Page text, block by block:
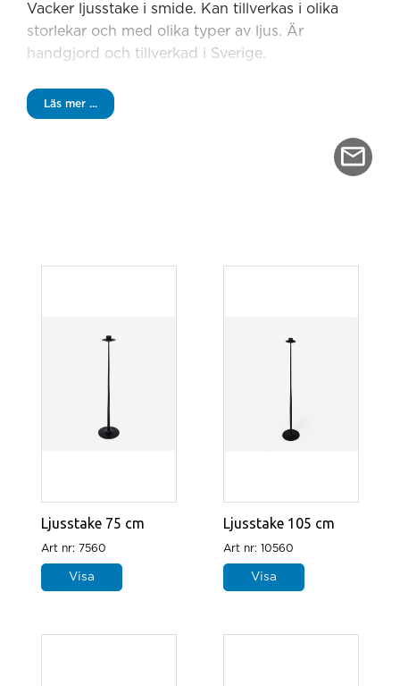
Vacker ljusstake i smide. Kan tillverkas i olika
storlekar och med olika typer av ljus. Är
handgjord och tillverkad i Sverige.
Specifikationer
våra kunder som vi tar fram nya produkter. Vi
exempel ljusbärare, grindar och annan
utsmyckning till kyrkan. Har du specifika
önskemål gällande en produkt så kontakta oss, vi
Läs mer ...
Ljusstake 75 cm
Art nr: 7560
Visa
Ljusstake 105 cm
Art nr: 10560
Visa